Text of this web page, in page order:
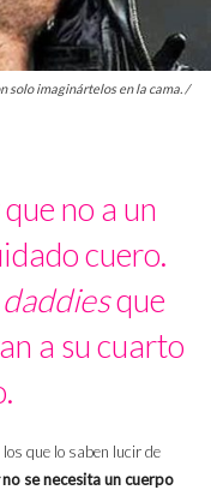
solo imaginártelos en la cama. /
no a un
cuero.
que
a su cuarto
que lo saben lucir de
no se necesita un cuerpo